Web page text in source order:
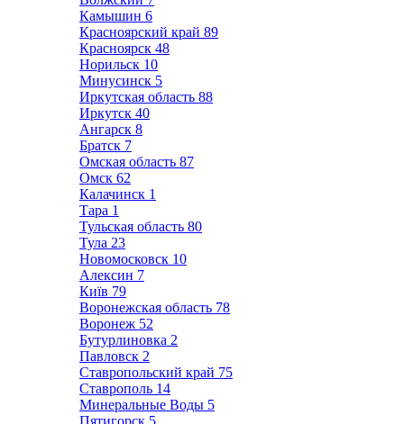
Камышин 6
Красноярский край 89
Красноярск 48
Норильск 10
Минусинск 5
Иркутская область 88
Иркутск 40
Ангарск 8
Братск 7
Омская область 87
Омск 62
Калачинск 1
Тара 1
Тульская область 80
Тула 23
Новомосковск 10
Алексин 7
Київ 79
Воронежская область 78
Воронеж 52
Бутурлиновка 2
Павловск 2
Ставропольский край 75
Ставрополь 14
Минеральные Воды 5
Пятигорск 5